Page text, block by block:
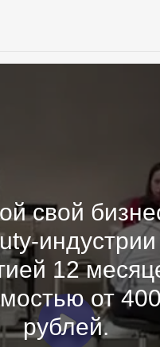
свой
12
от
рублей.